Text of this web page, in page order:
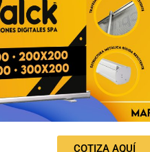
COTIZA AQUÍ